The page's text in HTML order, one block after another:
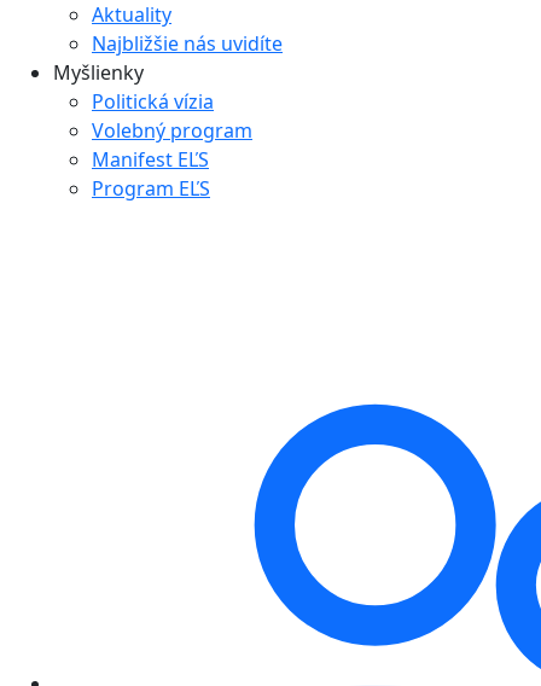
Aktuality
Najbližšie nás uvidíte
Myšlienky
Politická vízia
Volebný program
Manifest EĽS
Program EĽS